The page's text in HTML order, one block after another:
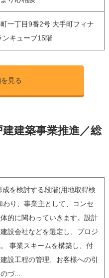
一丁目9番2号 大手町フィナ
ンキューブ15階
見る
建築事業推進／総
成を検討する段階(用地取得検
り、事業主として、コンセ
的に関わっていきます。設計
設会社などを選定し、プロジ
事業スキームを構築し、付
設工程の管理、お客様への引
づ...